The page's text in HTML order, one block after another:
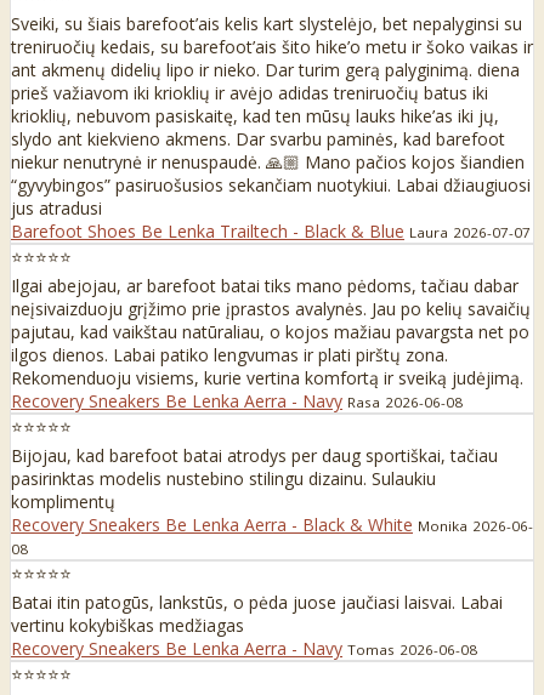
Sveiki, su šiais barefoot’ais kelis kart slystelėjo, bet nepalyginsi su
treniruočių kedais, su barefoot’ais šito hike’o metu ir šoko vaikas ir
ant akmenų didelių lipo ir nieko. Dar turim gerą palyginimą. diena
prieš važiavom iki krioklių ir avėjo adidas treniruočių batus iki
krioklių, nebuvom pasiskaitę, kad ten mūsų lauks hike’as iki jų,
slydo ant kiekvieno akmens. Dar svarbu paminės, kad barefoot
niekur nenutrynė ir nenuspaudė. 🙏🏼 Mano pačios kojos šiandien
“gyvybingos” pasiruošusios sekančiam nuotykiui. Labai džiaugiuosi
jus atradusi
Barefoot Shoes Be Lenka Trailtech - Black & Blue Laura 2026-07-07
⭐⭐⭐⭐⭐
Ilgai abejojau, ar barefoot batai tiks mano pėdoms, tačiau dabar
neįsivaizduoju grįžimo prie įprastos avalynės. Jau po kelių savaičių
pajutau, kad vaikštau natūraliau, o kojos mažiau pavargsta net po
ilgos dienos. Labai patiko lengvumas ir plati pirštų zona.
Rekomenduoju visiems, kurie vertina komfortą ir sveiką judėjimą.
Recovery Sneakers Be Lenka Aerra - Navy Rasa 2026-06-08
⭐⭐⭐⭐⭐
Bijojau, kad barefoot batai atrodys per daug sportiškai, tačiau
pasirinktas modelis nustebino stilingu dizainu. Sulaukiu
komplimentų
Recovery Sneakers Be Lenka Aerra - Black & White Monika 2026-06-
08
⭐⭐⭐⭐⭐
Batai itin patogūs, lankstūs, o pėda juose jaučiasi laisvai. Labai
vertinu kokybiškas medžiagas
Recovery Sneakers Be Lenka Aerra - Navy Tomas 2026-06-08
⭐⭐⭐⭐⭐